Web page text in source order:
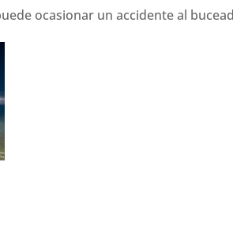
ocasionar un accidente al